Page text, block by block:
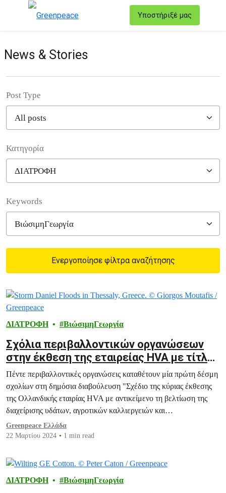
Υποστήριξέ μας
News & Stories
Post Type
Κατηγορία
Keywords
Ενεργοποίησε φίλτρα αναζήτησης
Filtered results
ΔΙΑΤΡΟΦΗ ΒιώσιμηΓεωργία
Σχόλια περιβαλλοντικών οργανώσεων
στην έκθεση της εταιρείας HVA με τίτλο
“Water management in Thessaly in the
wake of Storm Daniel”
Πέντε περιβαλλοντικές οργανώσεις καταθέτουν μία πρώτη δέσμη
σχολίων στη δημόσια διαβούλευση "Σχέδιο της κύριας έκθεσης
της Ολλανδικής εταιρίας HVA με αντικείμενο τη βελτίωση της
διαχείρισης υδάτων, αγροτικών καλλιεργειών και
αντιπλημμυρικής προστασίας στην Περιφέρεια Θεσσαλίας"
Greenpeace Ελλάδα
22 Μαρτίου 2024
1 min read
ΔΙΑΤΡΟΦΗ ΒιώσιμηΓεωργία